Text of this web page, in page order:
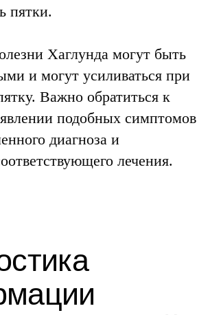
пятки.
Хаглунда могут быть
и могут усиливаться при
Важно обратиться к
подобных симптомов
диагноза и
лечения.